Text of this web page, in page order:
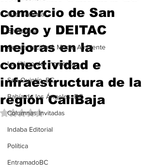
Internacional
EnVictoria
Conservación & Medio Ambiente
Lo último del momento
San Quintín, BC
Bahía de los Ángeles, BC
Columnas Invitadas
Indaba Editorial
Política
EntramadoBC
comercio de San
Diego y DEITAC
mejoras en la
conectividad e
infraestructura de la
región CaliBaja
Obtuvo NaN de 5 estrellas.